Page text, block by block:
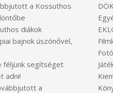
a Kossuthos
diákok
bajnok úszónővel,
féljünk segítséget
adni!
a
DÖK